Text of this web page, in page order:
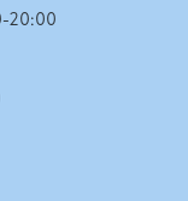
20:00